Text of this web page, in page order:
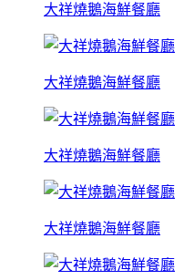
大祥燒鵝海鮮餐廳
大祥燒鵝海鮮餐廳
大祥燒鵝海鮮餐廳
大祥燒鵝海鮮餐廳